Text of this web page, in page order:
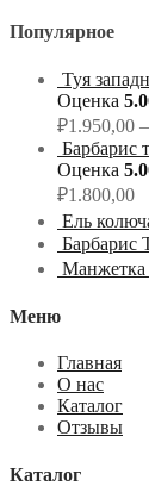
Популярное
Туя
Оценка
₽1.950,00 –
Барбарис
Оценка
₽1.800,00
Ель
Барбарис
Манжетка
Меню
Главная
О нас
Каталог
Отзывы
Каталог